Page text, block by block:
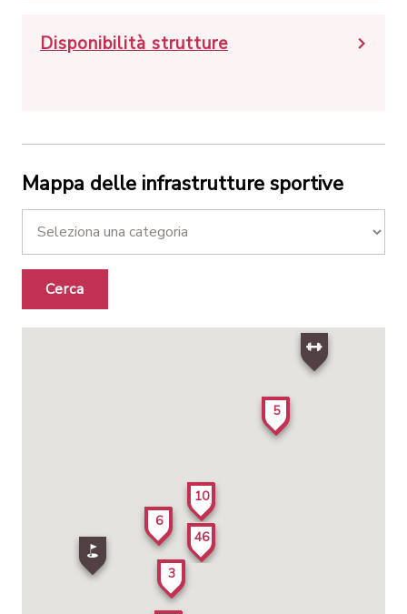
Disponibilità strutture
Mappa delle infrastrutture sportive
Cerca
46
10
6
3
5